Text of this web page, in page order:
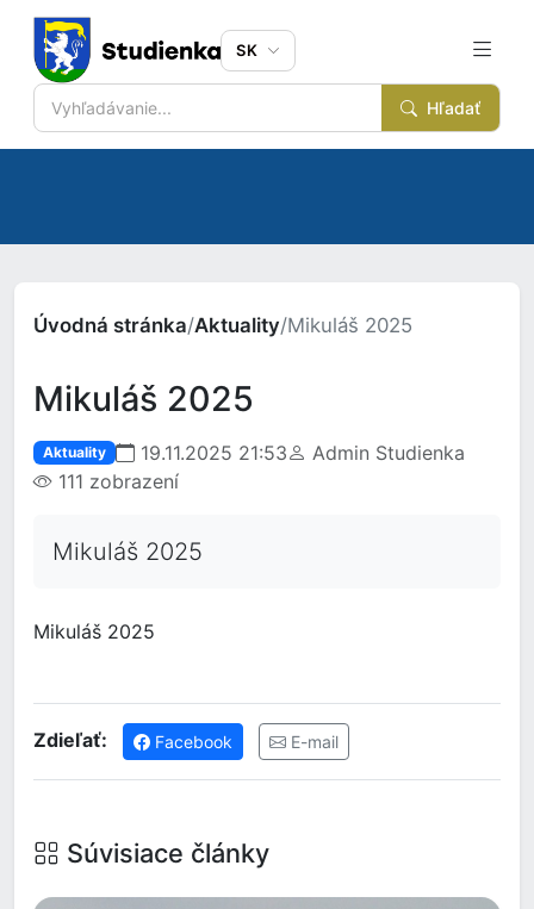
Hľadať
SK
Úvodná stránka/Aktuality/Mikuláš 2025
Mikuláš 2025
Aktuality 19.11.2025 21:53
Admin Studienka
111 zobrazení
Mikuláš 2025
Mikuláš 2025
Zdieľať: Facebook E-mail
Súvisiace články